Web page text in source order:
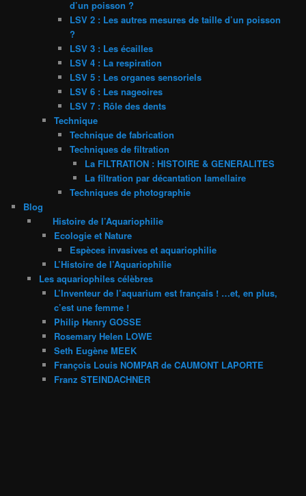
d’un poisson ?
LSV 2 : Les autres mesures de taille d’un poisson
?
LSV 3 : Les écailles
LSV 4 : La respiration
LSV 5 : Les organes sensoriels
LSV 6 : Les nageoires
LSV 7 : Rôle des dents
Technique
Technique de fabrication
Techniques de filtration
La FILTRATION : HISTOIRE & GENERALITES
La filtration par décantation lamellaire
Techniques de photographie
Blog
Histoire de l’Aquariophilie
Ecologie et Nature
Espèces invasives et aquariophilie
L’Histoire de l’Aquariophilie
Les aquariophiles célèbres
L’Inventeur de l’aquarium est français ! …et, en plus,
c’est une femme !
Philip Henry GOSSE
Rosemary Helen LOWE
Seth Eugène MEEK
François Louis NOMPAR de CAUMONT LAPORTE
Franz STEINDACHNER